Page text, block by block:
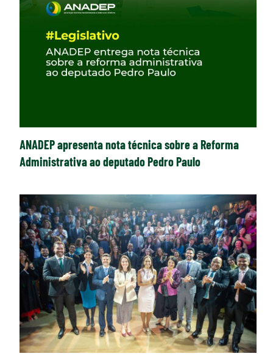
ANADEP apresenta nota técnica sobre a Reforma
Administrativa ao deputado Pedro Paulo